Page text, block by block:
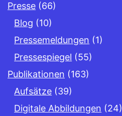
Presse (66)
Blog (10)
Pressemeldungen (1)
Pressespiegel (55)
Publikationen (163)
Aufsätze (39)
Digitale Abbildungen (24)